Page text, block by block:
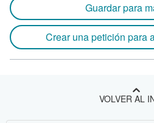
Guardar para
Crear una petición para
VOLVER AL